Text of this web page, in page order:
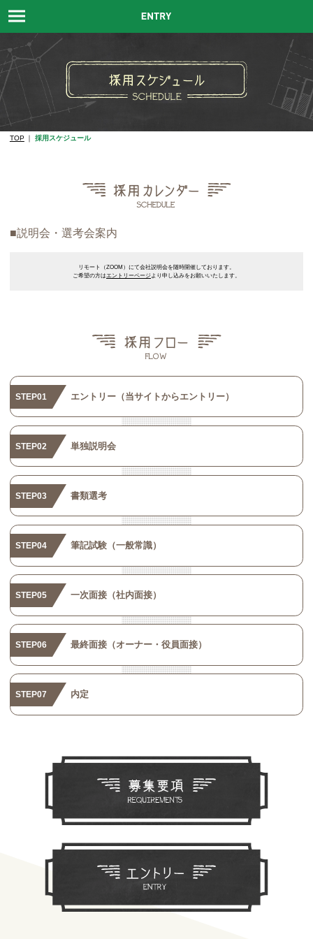
TOP 採用スケジュール
■説明会・選考会案内
リモート（ZOOM）にて会社説明会を随時開催しております。
ご希望の方はエントリーページより申し込みをお願いいたします。
STEP01 エントリー（当サイトからエントリー）
STEP02 単独説明会
STEP03 書類選考
STEP04 筆記試験（一般常識）
STEP05 一次面接（社内面接）
STEP06 最終面接（オーナー・役員面接）
STEP07 内定